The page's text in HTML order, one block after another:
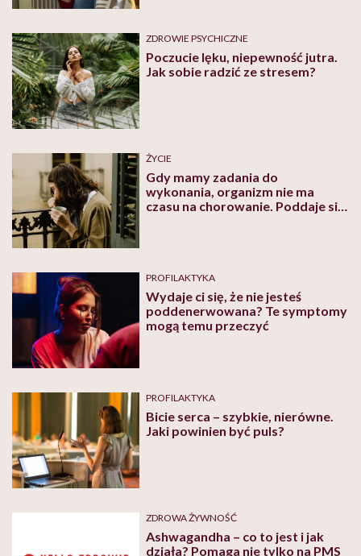
ZDROWIE PSYCHICZNE
Poczucie lęku, niepewność jutra.
Jak sobie radzić ze stresem?
ŻYCIE
Gdy mamy zadania do
wykonania, organizm nie ma
czasu na chorowanie. Poddaje się,
PROFILAKTYKA
Wydaje ci się, że nie jesteś
poddenerwowana? Te symptomy
mogą temu przeczyć
PROFILAKTYKA
Bicie serca – szybkie, nierówne.
Jaki powinien być puls?
ZDROWA ŻYWNOŚĆ
Ashwagandha – co to jest i jak
działa? Pomaga nie tylko na PMS